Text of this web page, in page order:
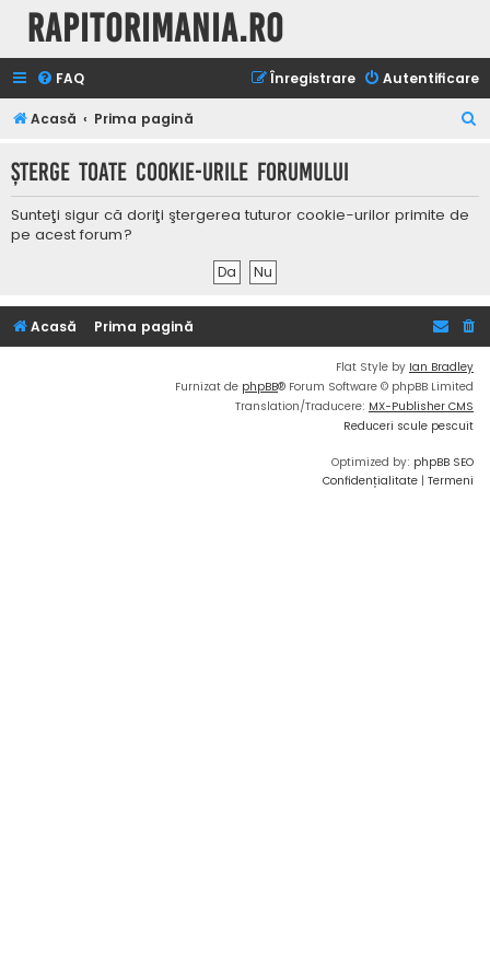
Rapitorimania.ro
FAQ Autentificare
Înregistrare
Acasă Prima pagină
t
Şterge toate cookie-urile forumului
Sunteţi sigur că doriţi ştergerea tuturor cookie-urilor primite de
pe acest forum?
Acasă Prima pagină
Flat Style by Ian Bradley
Furnizat de phpBB® Forum Software © phpBB Limited
Translation/Traducere: MX-Publisher CMS
Reduceri scule pescuit
Optimized by: phpBB SEO
Confidențialitate | Termeni